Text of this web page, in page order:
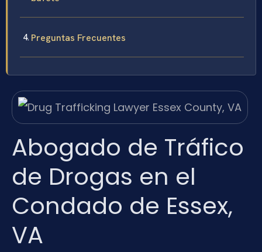
Preguntas Frecuentes
Abogado de Tráfico
de Drogas en el
Condado de Essex,
VA